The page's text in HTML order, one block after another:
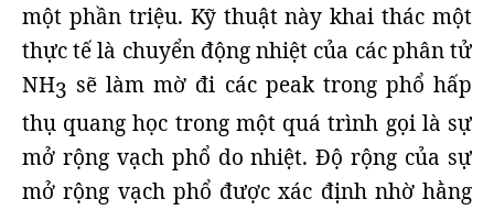
một phần triệu. Kỹ thuật này khai thác một
thực tế là chuyển động nhiệt của các phân tử
NH3 sẽ làm mờ đi các peak trong phổ hấp
thụ quang học trong một quá trình gọi là sự
mở rộng vạch phổ do nhiệt. Độ rộng của sự
mở rộng vạch phổ được xác định nhờ hằng